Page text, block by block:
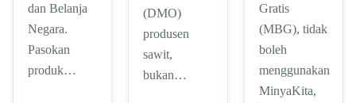
dan Belanja
Negara.
Pasokan
produk…
(DMO)
produsen
sawit,
bukan…
Gratis
(MBG), tidak
boleh
menggunakan
MinyaKita,